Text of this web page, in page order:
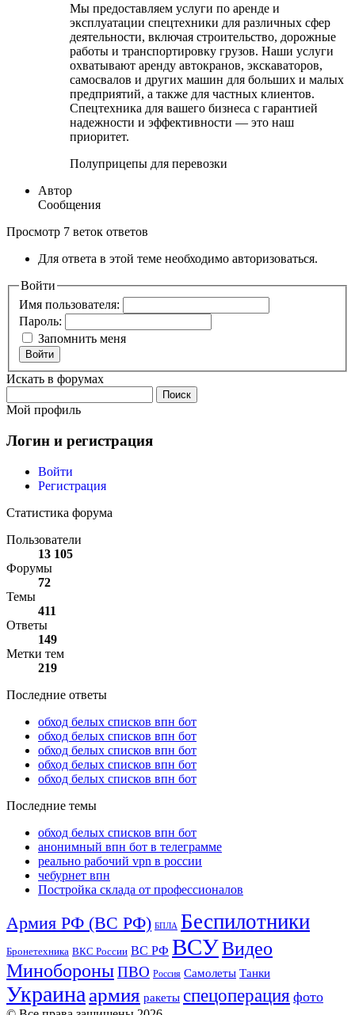
Мы предоставляем услуги по аренде и
эксплуатации спецтехники для различных сфер
деятельности, включая строительство, дорожные
работы и транспортировку грузов. Наши услуги
охватывают аренду автокранов, экскаваторов,
самосвалов и других машин для больших и малых
предприятий, а также для частных клиентов.
Спецтехника для вашего бизнеса с гарантией
надежности и эффективности — это наш
приоритет.
Полуприцепы для перевозки
Автор
Сообщения
Просмотр 7 веток ответов
Для ответа в этой теме необходимо авторизоваться.
Войти
Имя пользователя:
Пароль:
Запомнить меня
Войти
Искать в форумах
Мой профиль
Логин и регистрация
Войти
Регистрация
Статистика форума
Пользователи
13 105
Форумы
72
Темы
411
Ответы
149
Метки тем
219
Последние ответы
обход белых списков впн бот
обход белых списков впн бот
обход белых списков впн бот
обход белых списков впн бот
обход белых списков впн бот
Последние темы
обход белых списков впн бот
анонимный впн бот в телеграмме
реально рабочий vpn в россии
чебурнет впн
Постройка склада от профессионалов
Армия РФ (ВС РФ) БПЛА Беспилотники
Бронетехника ВКС России ВС РФ ВСУВидео
МинобороныПВО Россия Самолеты Танки
Украина армия ракеты спецоперация фото